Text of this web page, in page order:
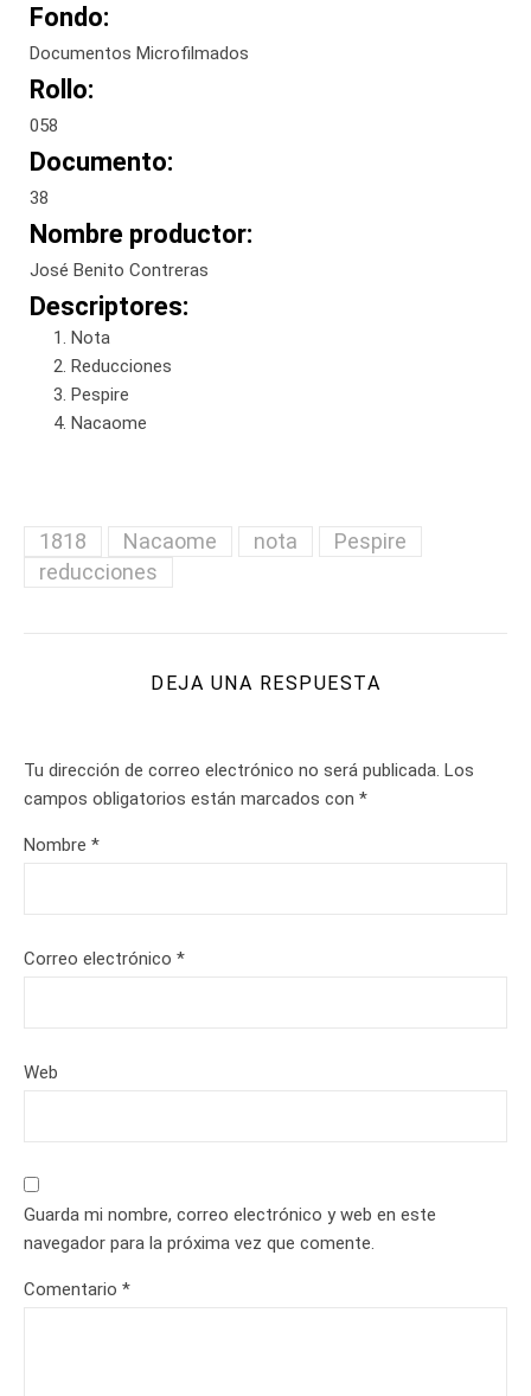
Fondo:
Documentos Microfilmados
Rollo:
058
Documento:
38
Nombre productor:
José Benito Contreras
Descriptores:
Nota
Reducciones
Pespire
Nacaome
1818 Nacaome nota
Pespire
reducciones
DEJA UNA RESPUESTA
Tu dirección de correo electrónico no será publicada. Los
campos obligatorios están marcados con *
Nombre *
Correo electrónico *
Web
Guarda mi nombre, correo electrónico y web en este
navegador para la próxima vez que comente.
Comentario *